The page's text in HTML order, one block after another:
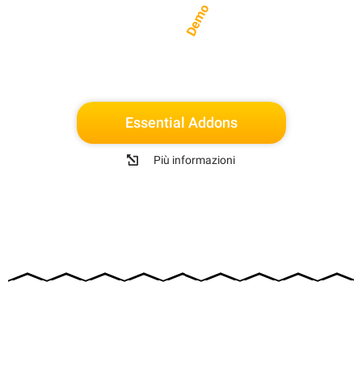
Demo
Essential Addons
Più informazioni